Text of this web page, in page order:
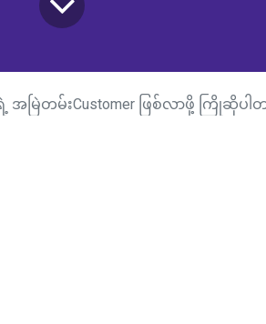
ရဲ့ အမြဲတမ်းCustomer ဖြစ်လာဖို့ ကြိုဆိုပါ